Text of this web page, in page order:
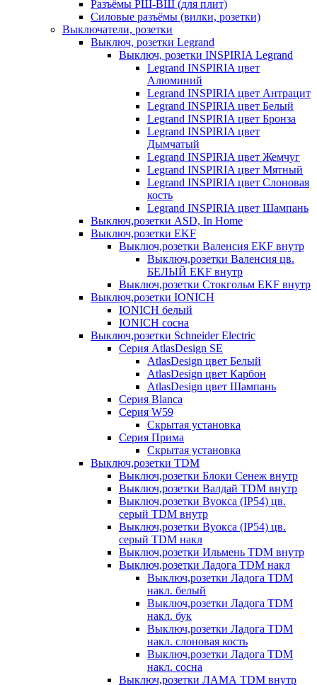
Разъёмы РШ-ВШ (для плит)
Силовые разъёмы (вилки, розетки)
Выключатели, розетки
Выключ, розетки Legrand
Выключ, розетки INSPIRIA Legrand
Legrand INSPIRIA цвет
Алюминий
Legrand INSPIRIA цвет Антрацит
Legrand INSPIRIA цвет Белый
Legrand INSPIRIA цвет Бронза
Legrand INSPIRIA цвет
Дымчатый
Legrand INSPIRIA цвет Жемчуг
Legrand INSPIRIA цвет Мятный
Legrand INSPIRIA цвет Слоновая
кость
Legrand INSPIRIA цвет Шампань
Выключ,розетки ASD, In Home
Выключ,розетки EKF
Выключ,розетки Валенсия EKF внутр
Выключ,розетки Валенсия цв.
БЕЛЫЙ EKF внутр
Выключ,розетки Стокгольм EKF внутр
Выключ,розетки IONICH
IONICH белый
IONICH сосна
Выключ,розетки Schneider Electric
Серия AtlasDesign SE
AtlasDesign цвет Белый
AtlasDesign цвет Карбон
AtlasDesign цвет Шампань
Серия Blanca
Серия W59
Скрытая установка
Серия Прима
Скрытая установка
Выключ,розетки TDM
Выключ,розетки Блоки Сенеж внутр
Выключ,розетки Валдай TDM внутр
Выключ,розетки Вуокса (IP54) цв.
серый TDM внутр
Выключ,розетки Вуокса (IP54) цв.
серый TDM накл
Выключ,розетки Ильмень TDM внутр
Выключ,розетки Ладога TDM накл
Выключ,розетки Ладога TDM
накл. белый
Выключ,розетки Ладога TDM
накл. бук
Выключ,розетки Ладога TDM
накл. слоновая кость
Выключ,розетки Ладога TDM
накл. сосна
Выключ,розетки ЛАМА TDM внутр